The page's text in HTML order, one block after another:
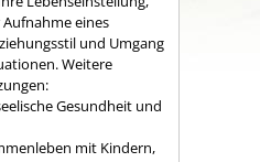
eines
und Umgang
Weitere
Gesundheit und
mit Kindern,